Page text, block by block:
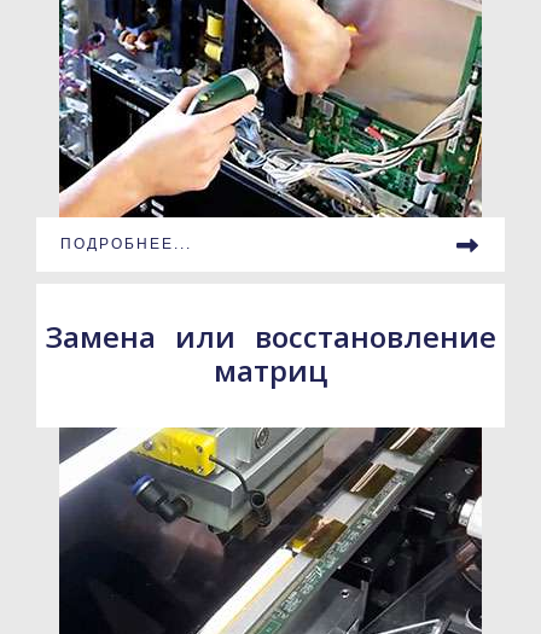
ПОДРОБНЕЕ...
Замена или восстановление
матриц